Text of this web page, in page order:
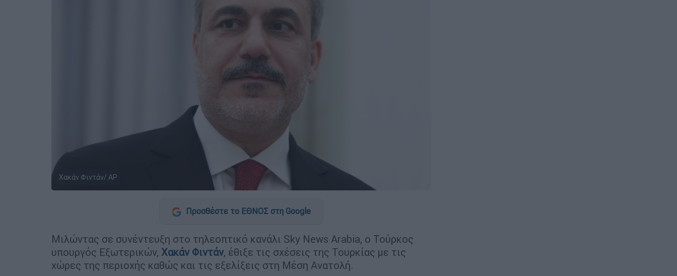
Χακάν Φιντάν/ AP
Προσθέστε το ΕΘΝΟΣ στη Google
Μιλώντας σε συνέντευξη στο τηλεοπτικό κανάλι Sky News Arabia, ο Τούρκος
υπουργός Εξωτερικών, Χακάν Φιντάν, έθιξε τις σχέσεις της Τουρκίας με τις
χώρες της περιοχής καθώς και τις εξελίξεις στη Μέση Ανατολή.